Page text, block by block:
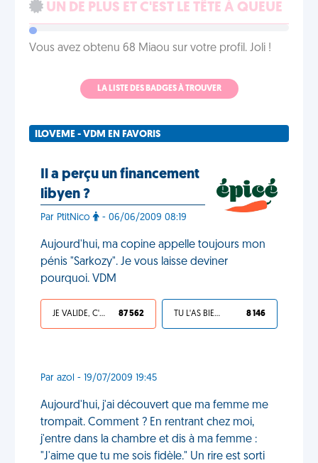
UN DE PLUS ET C'EST LE TÊTE À QUEUE
Vous avez obtenu 68 Miaou sur votre profil. Joli !
LA LISTE DES BADGES À TROUVER
ILOVEME - VDM EN FAVORIS
Il a perçu un financement
libyen ?
Par PtitNico - 06/06/2009 08:19
Aujourd'hui, ma copine appelle toujours mon
pénis "Sarkozy". Je vous laisse deviner
pourquoi. VDM
JE VALIDE, C'EST UNE VDM 87 562 TU L'AS BIEN MÉRITÉ 8 146
Par azol - 19/07/2009 19:45
Aujourd'hui, j'ai découvert que ma femme me
trompait. Comment ? En rentrant chez moi,
j'entre dans la chambre et dis à ma femme :
"J'aime que tu me sois fidèle." Un rire est sorti